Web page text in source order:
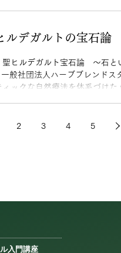
に寄り添いながら、 毎日の
す。 ANA Mall様、関係者の皆
ルデガルトの宝石論
聖ヒルデガルト宝石論 〜石
般社団法人ハーブブレンドス
ックな自然療法を体系づけ
致します。 【開催概要】 ♦︎日
2 3 4 5
入門講座